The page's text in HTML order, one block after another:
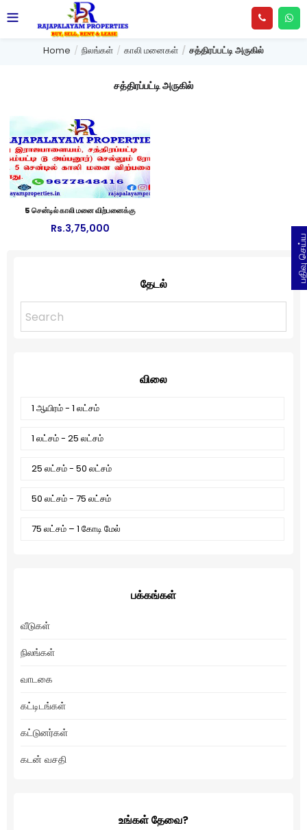
Home நிலங்கள் காலி மனைகள் சத்திரப்பட்டி அருகில்
சத்திரப்பட்டி அருகில்
5 சென்டில் காலி மனை விற்பனைக்கு
Rs.3,75,000
தேடல்
விலை
1 ஆயிரம் - 1 லட்சம்
1 லட்சம் - 25 லட்சம்
25 லட்சம் - 50 லட்சம்
50 லட்சம் - 75 லட்சம்
75 லட்சம் – 1 கோடி மேல்
பக்கங்கள்
வீடுகள்
நிலங்கள்
வாடகை
கட்டிடங்கள்
கட்டுனர்கள்
கடன் வசதி
உங்கள் தேவை?